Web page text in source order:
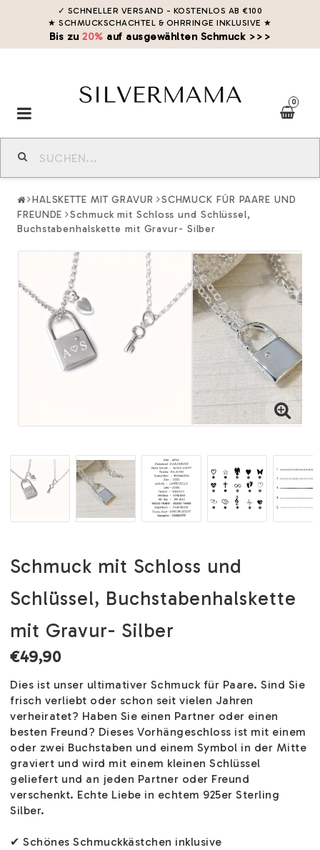
✓ SCHNELLER VERSAND - KOSTENLOS AB €100
★ SCHMUCKSCHACHTEL & OHRRINGE INKLUSIVE ★
Bis zu20% auf ausgewählten Schmuck >>>
0
Toggle
navigation
HALSKETTE MIT GRAVUR
SCHMUCK FÜR PAARE UND
FREUNDE
Schmuck mit Schloss und Schlüssel,
Buchstabenhalskette mit Gravur- Silber
Schmuck mit Schloss und
Schlüssel, Buchstabenhalskette
mit Gravur- Silber
€49,90
Dies ist unser ultimativer Schmuck für Paare. Sind Sie
frisch verliebt oder schon seit vielen Jahren
verheiratet? Haben Sie einen Partner oder einen
besten Freund? Dieses Vorhängeschloss ist mit einem
oder zwei Buchstaben und einem Symbol in der Mitte
graviert und wird mit einem kleinen Schlüssel
geliefert und an jeden Partner oder Freund
verschenkt. Echte Liebe in echtem 925er Sterling
Silber.
✔ Schönes Schmuckkästchen inklusive